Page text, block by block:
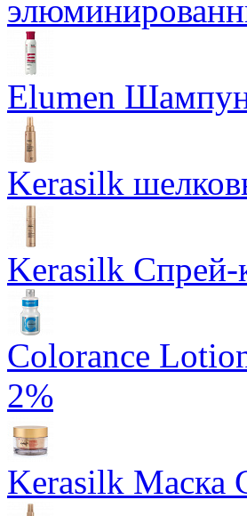
Elumen
Kerasilk
Kerasilk Спрей-
Colorance
2%
Kerasilk Маска